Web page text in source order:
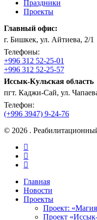
Праздники
Проекты
Главный офис:
г. Бишкек, ул. Айтиева, 2/1
Телефоны:
+996 312 52-25-01
+996 312 52-25-57
Иссык-Кульская область
пгт. Каджи-Сай, ул.
Телефон:
(+996 3947) 9-24-76
© 2026 .
facebook
instagram
vk
Close
Menu
Главная
Новости
Проекты
Проект: «Магия
Проект